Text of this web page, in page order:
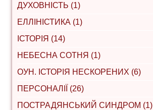
ДУХОВНІСТЬ (1)
ЕЛЛІНІСТИКА (1)
ІСТОРІЯ (14)
НЕБЕСНА СОТНЯ (1)
ОУН. ІСТОРІЯ НЕСКОРЕНИХ (6)
ПЕРСОНАЛІЇ (26)
ПОСТРАДЯНСЬКИЙ СИНДРОМ (1)